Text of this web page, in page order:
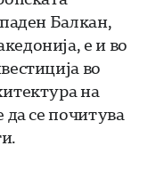
Балкан,
е и во
во
на
да се почитува